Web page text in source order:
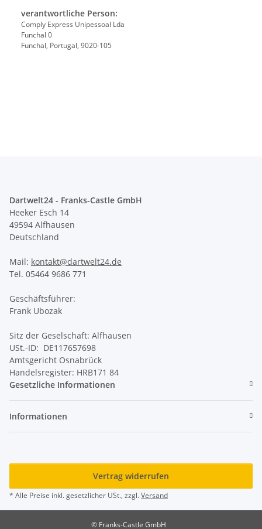
verantwortliche Person:
Comply Express Unipessoal Lda
Funchal 0
Funchal, Portugal, 9020-105
Dartwelt24 - Franks-Castle GmbH
Heeker Esch 14
49594 Alfhausen
Deutschland
Mail: kontakt@dartwelt24.de
Tel. 05464 9686 771
Geschäftsführer:
Frank Ubozak
Sitz der Geselschaft: Alfhausen
USt.-ID: DE117657698
Amtsgericht Osnabrück
Handelsregister: HRB171 84
Gesetzliche Informationen
Informationen
Vertrag widerrufen
* Alle Preise inkl. gesetzlicher USt., zzgl.Versand
© Franks-Castle GmbH